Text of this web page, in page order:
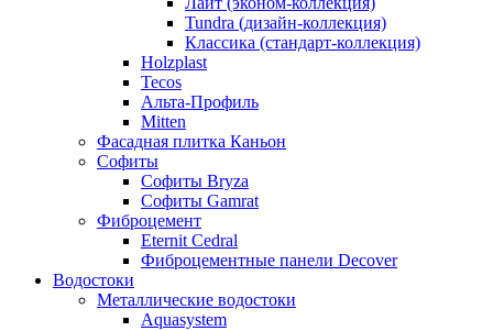
Tundra (дизайн-коллекция)
Классика (стандарт-коллекция)
Holzplast
Tecos
Альта-Профиль
Mitten
Фасадная плитка Каньон
Софиты
Софиты Bryza
Софиты Gamrat
Фиброцемент
Eternit Cedral
Фиброцементные панели Decover
Водостоки
Металлические водостоки
Aquasystem